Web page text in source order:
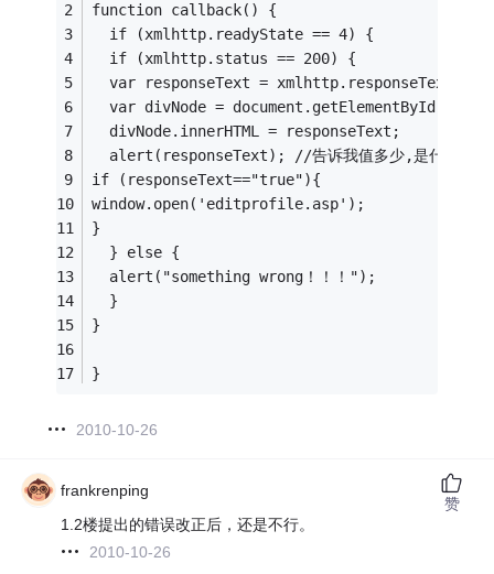
function callback() {
  if (xmlhttp.readyState == 4) {
  if (xmlhttp.status == 200) {
  var responseText = xmlhttp.responseText;
var divNode =
  divNode.innerHTML = responseText;
alert(responseText); //告诉我值多少,是什么显示
if (responseText=="true"){
window.open('editprofile.asp');
}
  } else {
  alert("something wrong！！！");
  }
}
}
2010-10-26
frankrenping
1.2楼提出的错误改正后，还是不行。
2010-10-26
赞